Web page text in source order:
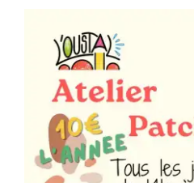
Séniors, Vie locale